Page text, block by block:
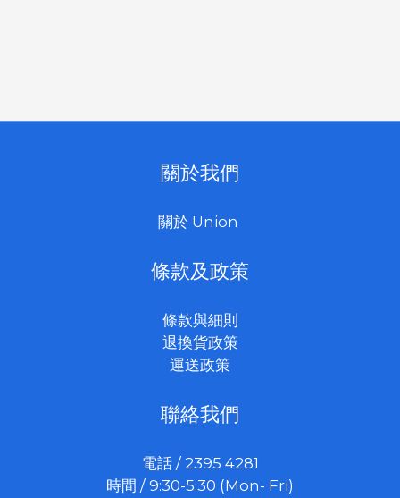
關於我們
關於 Union
條款及政策
條款與細則
退換貨政策
運送政策
聯絡我們
電話 / 2395 4281
時間 / 9:30-5:30 (Mon- Fri)